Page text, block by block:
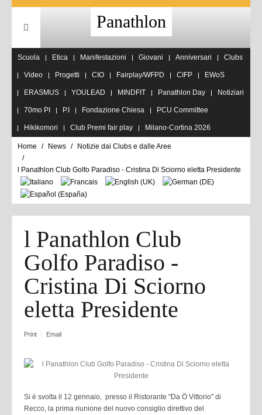
Panathlon
Scuola Etica Manifestazioni Giovani Anniversari Clubs
Video Progetti CIO Fairplay/WFPD CIFP EWoS
ERASMUS YOULEAD MINDFIT Panathlon Day Notiziari
70mo PI P.I Fondazione Chiesa PCU Committee
Hikikomori Club Premi fair play Milano-Cortina 2026
Home News Notizie dai Clubs e dalle Aree
l Panathlon Club Golfo Paradiso - Cristina Di Sciorno eletta Presidente
l Panathlon Club
Golfo Paradiso -
Cristina Di Sciorno
eletta Presidente
Print Email
Si è svolta il 12 gennaio, presso il Ristorante "Da Ö Vittorio" di
Recco, la prima riunione del nuovo consiglio direttivo del